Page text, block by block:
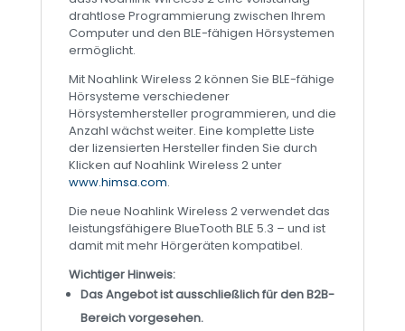
drahtlose Programmierung zwischen Ihrem
Computer und den BLE-fähigen Hörsystemen
ermöglicht.
Mit Noahlink Wireless 2 können Sie BLE-fähige
Hörsysteme verschiedener
Hörsystemhersteller programmieren, und die
Anzahl wächst weiter. Eine komplette Liste
der lizensierten Hersteller finden Sie durch
Klicken auf Noahlink Wireless 2 unter
www.himsa.com.
Die neue Noahlink Wireless 2 verwendet das
leistungsfähigere BlueTooth BLE 5.3 – und ist
damit mit mehr Hörgeräten kompatibel.
Wichtiger Hinweis:
Das Angebot ist ausschließlich für den B2B-
Bereich vorgesehen.